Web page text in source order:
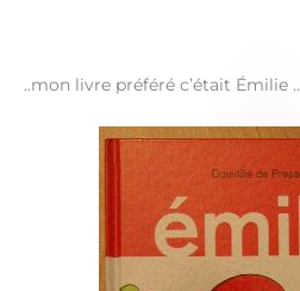
..mon livre préféré c’était Émilie ..